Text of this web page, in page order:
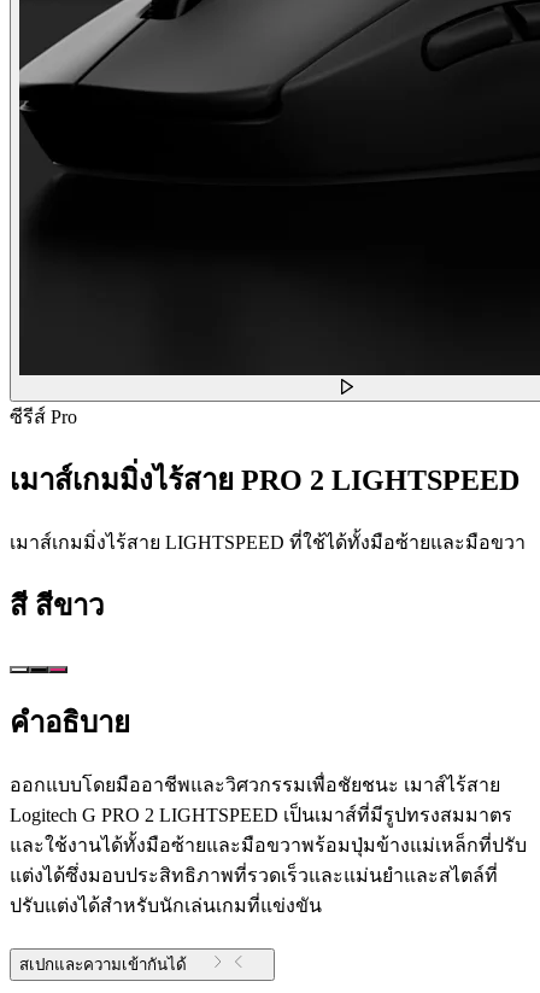
ซีรีส์ Pro
เมาส์เกมมิ่งไร้สาย PRO 2 LIGHTSPEED
เมาส์เกมมิ่งไร้สาย LIGHTSPEED ที่ใช้ได้ทั้งมือซ้ายและมือขวา
สี สีขาว
คำอธิบาย
ออกแบบโดยมืออาชีพและวิศวกรรมเพื่อชัยชนะ เมาส์ไร้สาย
Logitech G PRO 2 LIGHTSPEED เป็นเมาส์ที่มีรูปทรงสมมาตร
และใช้งานได้ทั้งมือซ้ายและมือขวาพร้อมปุ่มข้างแม่เหล็กที่ปรับ
แต่งได้ซึ่งมอบประสิทธิภาพที่รวดเร็วและแม่นยำและสไตล์ที่
ปรับแต่งได้สำหรับนักเล่นเกมที่แข่งขัน
สเปกและความเข้ากันได้